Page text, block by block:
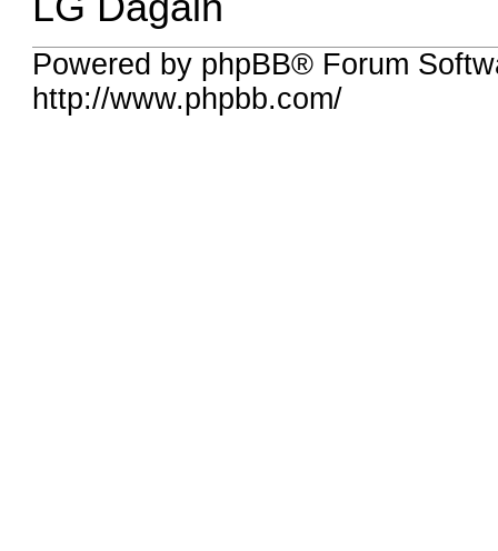
Powered by phpBB® Forum
http://www.phpbb.com/